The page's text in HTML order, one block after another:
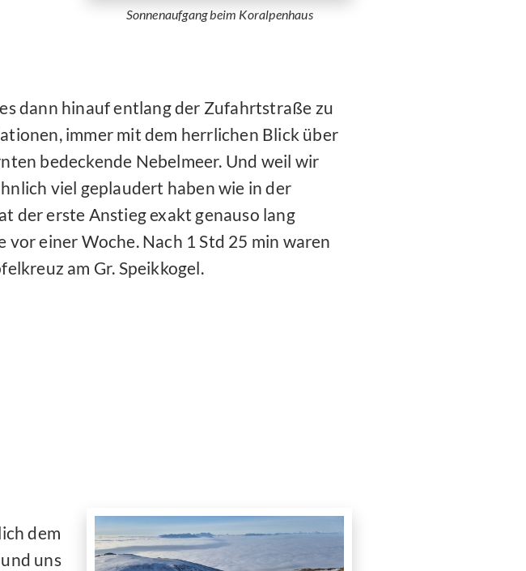
Sonnenaufgang beim Koralpenhaus
dann hinauf entlang der Zufahrtstraße zu
immer mit dem herrlichen Blick über
bedeckende Nebelmeer. Und weil wir
viel geplaudert haben wie in der
der erste Anstieg exakt genauso lang
vor einer Woche. Nach 1 Std 25 min waren
am Gr. Speikkogel.
dem
uns